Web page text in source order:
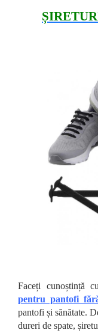
Faceți cunoștință
pentru pantofi
pantofi și sănătate.
dureri de spate,